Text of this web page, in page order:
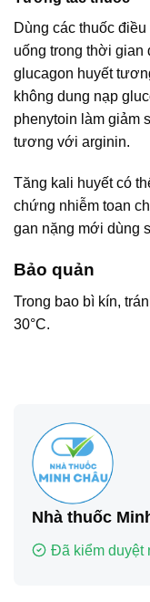
Dùng các thuốc
uống trong thời gian
glucagon huyết
không dung nạp
phenytoin làm giảm
tương với arginin.
Tăng kali huyết có
chứng nhiễm toan
gan nặng mới dùng
Bảo quản
Trong bao bì kín,
30°C.
Nhà thuốc
Đã kiểm duyệt